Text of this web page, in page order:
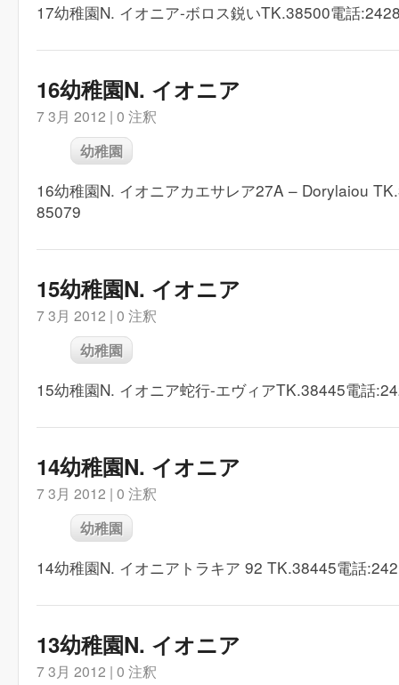
17幼稚園N. イオニア-ボロス鋭いTK.38500電話
16幼稚園N. イオニア
7 3月 2012 | 0 注釈
幼稚園
16幼稚園N. イオニアカエサレア27A – Dorylaiou
85079
15幼稚園N. イオニア
7 3月 2012 | 0 注釈
幼稚園
15幼稚園N. イオニア蛇行-エヴィアTK.38445電話
14幼稚園N. イオニア
7 3月 2012 | 0 注釈
幼稚園
14幼稚園N. イオニアトラキア 92 TK.38445電話
13幼稚園N. イオニア
7 3月 2012 | 0 注釈